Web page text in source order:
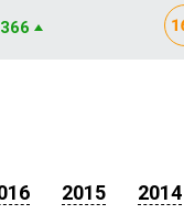
2015
2014